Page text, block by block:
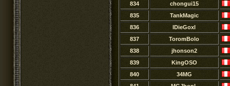
834
chongui15
835
TankMagic
836
lDieGoxl
837
ToromBolo
838
jhonson2
839
KingOSO
840
34MG